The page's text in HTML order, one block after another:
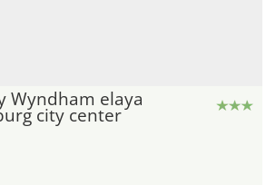
Wyndham elaya
city center